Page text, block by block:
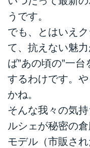
うです。
でも、とはいえ
て、抗えない魅
ば”あの頃の”一
するわけです。
かね。
そんな我々の気
ルシェが秘密の
モデル（市販さ